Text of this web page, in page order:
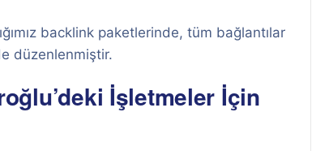
backlink paketlerinde, tüm bağlantılar
düzenlenmiştir.
İşletmeler İçin